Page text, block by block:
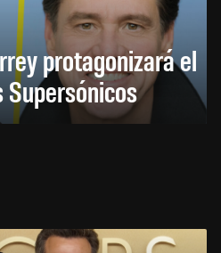
protagonizará el